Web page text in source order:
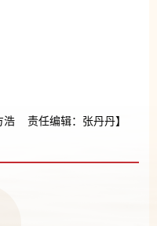
责任编辑：张丹丹】